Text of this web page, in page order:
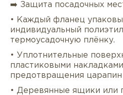
➡️ Защита посадочных
• Каждый фланец
индивидуальный
термоусадочную плёнку.
• Уплотнительные
пластиковыми
предотвращения царапин
• Деревянные ящики или